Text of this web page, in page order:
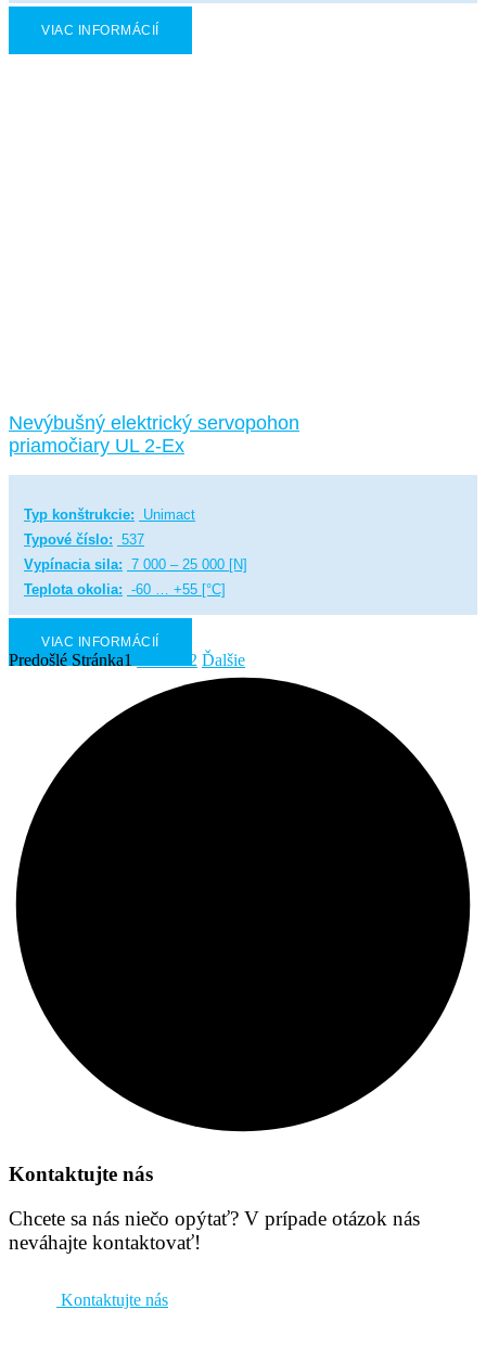
VIAC INFORMÁCIÍ
Nevýbušný elektrický servopohon
priamočiary UL 2-Ex
Typ konštrukcie:
Unimact
Typové číslo: 537
Vypínacia sila: 7 000 – 25 000 [N]
Teplota okolia: -60 … +55 [°C]
VIAC INFORMÁCIÍ
Predošlé Stránka1 2 Ďalšie
Kontaktujte nás
Chcete sa nás niečo opýtať? V prípade otázok nás
neváhajte kontaktovať!
Kontaktujte nás